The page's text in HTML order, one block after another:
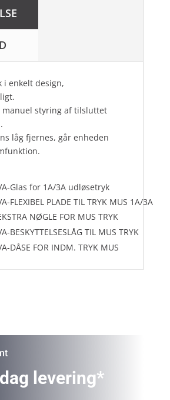
i enkelt design,
manuel styring af tilsluttet
låg fjernes, går enheden
Glas for 1A/3A udløsetryk
FLEXIBEL PLADE TIL TRYK MUS 1A/3A
NØGLE FOR MUS TRYK
BESKYTTELSESLÅG TIL MUS TRYK
DÅSE FOR INDM. TRYK MUS
levering*